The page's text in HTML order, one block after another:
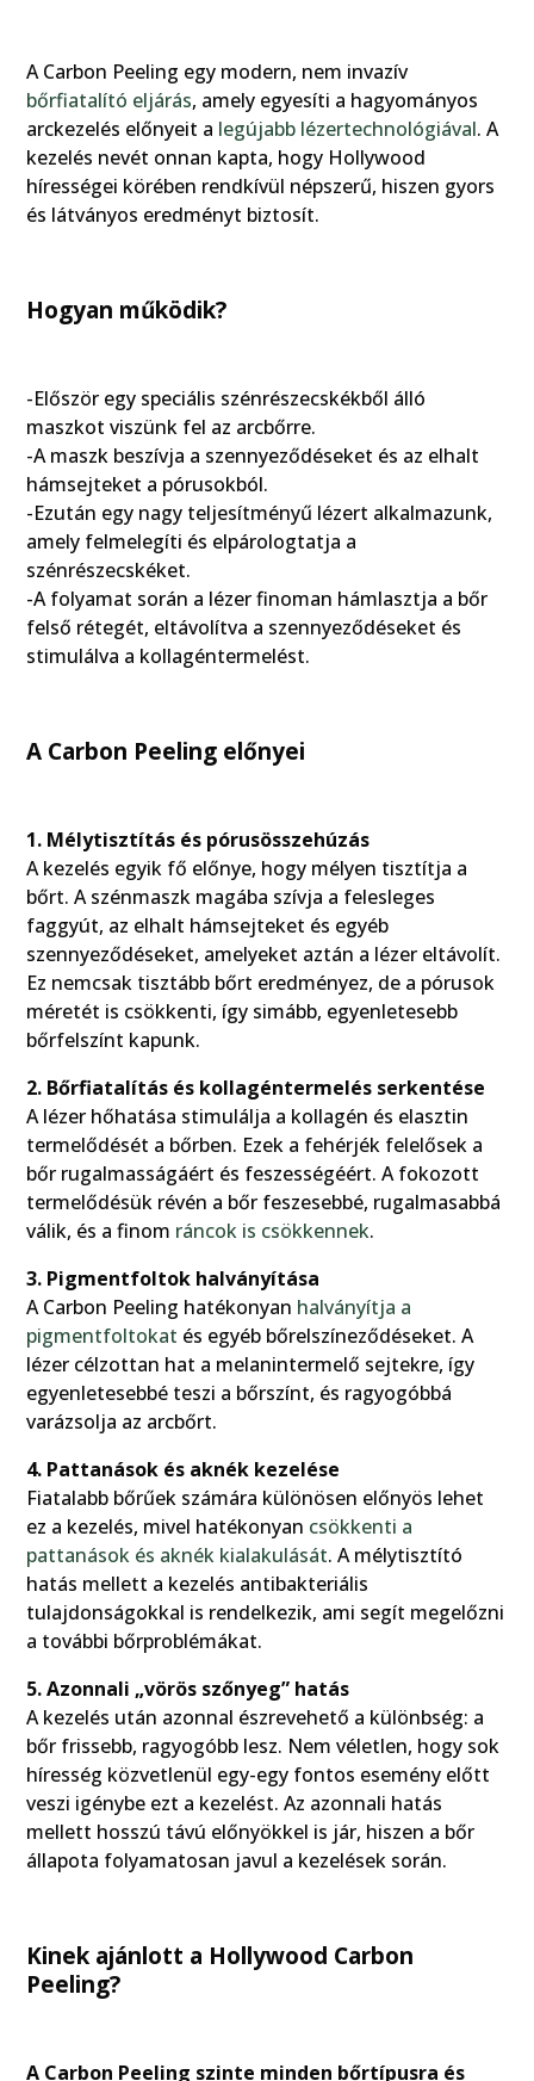
A Carbon Peeling egy modern, nem invazív
bőrfiatalító eljárás, amely egyesíti a hagyományos
arckezelés előnyeit a legújabb lézertechnológiával. A
kezelés nevét onnan kapta, hogy Hollywood
hírességei körében rendkívül népszerű, hiszen gyors
és látványos eredményt biztosít.
Hogyan működik?
-Először egy speciális szénrészecskékből álló
maszkot viszünk fel az arcbőrre.
-A maszk beszívja a szennyeződéseket és az elhalt
hámsejteket a pórusokból.
-Ezután egy nagy teljesítményű lézert alkalmazunk,
amely felmelegíti és elpárologtatja a
szénrészecskéket.
-A folyamat során a lézer finoman hámlasztja a bőr
felső rétegét, eltávolítva a szennyeződéseket és
stimulálva a kollagéntermelést.
A Carbon Peeling előnyei
1. Mélytisztítás és pórusösszehúzás
A kezelés egyik fő előnye, hogy mélyen tisztítja a
bőrt. A szénmaszk magába szívja a felesleges
faggyút, az elhalt hámsejteket és egyéb
szennyeződéseket, amelyeket aztán a lézer eltávolít.
Ez nemcsak tisztább bőrt eredményez, de a pórusok
méretét is csökkenti, így simább, egyenletesebb
bőrfelszínt kapunk.
2. Bőrfiatalítás és kollagéntermelés serkentése
A lézer hőhatása stimulálja a kollagén és elasztin
termelődését a bőrben. Ezek a fehérjék felelősek a
bőr rugalmasságáért és feszességéért. A fokozott
termelődésük révén a bőr feszesebbé, rugalmasabbá
válik, és a finom ráncok is csökkennek.
3. Pigmentfoltok halványítása
A Carbon Peeling hatékonyan halványítja a
pigmentfoltokat és egyéb bőrelszíneződéseket. A
lézer célzottan hat a melanintermelő sejtekre, így
egyenletesebbé teszi a bőrszínt, és ragyogóbbá
varázsolja az arcbőrt.
4. Pattanások és aknék kezelése
Fiatalabb bőrűek számára különösen előnyös lehet
ez a kezelés, mivel hatékonyan csökkenti a
pattanások és aknék kialakulását. A mélytisztító
hatás mellett a kezelés antibakteriális
tulajdonságokkal is rendelkezik, ami segít megelőzni
a további bőrproblémákat.
5. Azonnali „vörös szőnyeg” hatás
A kezelés után azonnal észrevehető a különbség: a
bőr frissebb, ragyogóbb lesz. Nem véletlen, hogy sok
híresség közvetlenül egy-egy fontos esemény előtt
veszi igénybe ezt a kezelést. Az azonnali hatás
mellett hosszú távú előnyökkel is jár, hiszen a bőr
állapota folyamatosan javul a kezelések során.
Kinek ajánlott a Hollywood Carbon
Peeling?
A Carbon Peeling szinte minden bőrtípusra és